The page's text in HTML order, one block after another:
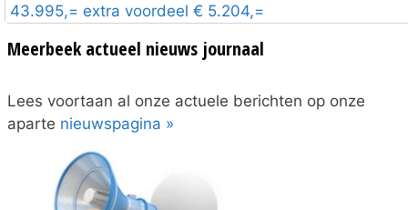
43.995,= extra voordeel € 5.204,=
Meerbeek actueel nieuws journaal
Lees voortaan al onze actuele berichten op onze
aparte nieuwspagina »